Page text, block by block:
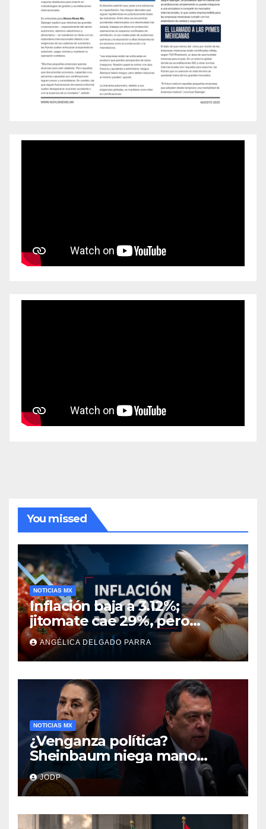
You missed
NOTICIAS MX
Inflación baja a 3.12%;
jitomate cae 29%, pero
cebolla y vuelos se
encarecen
ANGÉLICA DELGADO PARRA
NOTICIAS MX
¿Venganza política?
Sheinbaum niega mano
negra en captura de Ángel
Aguirre
JODP